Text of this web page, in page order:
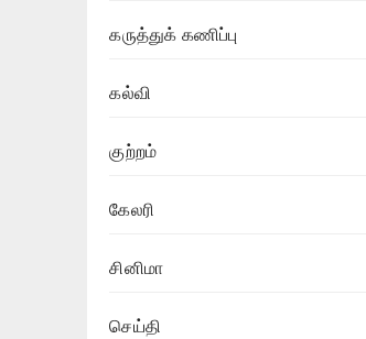
கருத்துக் கணிப்பு
கல்வி
குற்றம்
கேலரி
சினிமா
செய்தி